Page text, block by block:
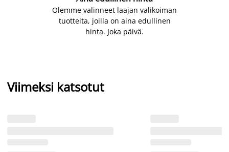
Olemme valinneet laajan valikoiman
tuotteita, joilla on aina edullinen
hinta. Joka päivä.
Viimeksi katsotut